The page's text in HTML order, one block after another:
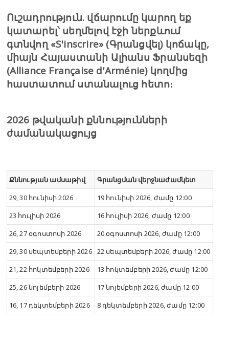
Ուշադրություն. վճարումը կարող եք
կատարել՝ սեղմելով էջի ներքևում
գտնվող «S'inscrire» (Գրանցվել) կոճակը,
միայն Հայաստանի Ալիանս Ֆրանսեզի
(Alliance Française d'Arménie) կողմից
հաստատում ստանալուց հետո։
2026 թվականի քննությունների
ժամանակացույց
Քննության ամսաթիվ
Գրանցման վերջնաժամկետ
29, 30 հունիսի 2026
19 հունիսի 2026, ժամը 12:00
23 հուլիսի 2026
16 հուլիսի 2026, ժամը 12:00
26, 27 օգոստոսի 2026
20 օգոստոսի 2026, ժամը 12:00
29, 30 սեպտեմբերի 2026 22 սեպտեմբերի 2026, ժամը 12:00
21, 22 հոկտեմբերի 2026
13 հոկտեմբերի 2026, ժամը 12:00
25, 26 նոյեմբերի 2026
17 նոյեմբերի 2026, ժամը 12:00
16, 17 դեկտեմբերի 2026
8 դեկտեմբերի 2026, ժամը 12:00